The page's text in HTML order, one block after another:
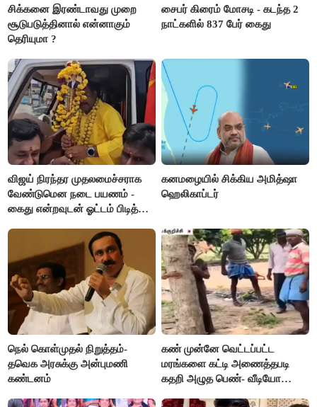
சிக்கனை இரண்டாவது முறை
சூடுபடுத்தினால் என்னாகும்
தெரியுமா ?
சைபர் கிரைம் மோசடி - கடந்த 2
நாட்களில் 837 பேர் கைது
விஜய் நிரந்தர முதலமைச்சராக
வேண்டுமென நடை பயணம் -
கைது என்றவுடன் ஓட்டம் பிடித்த
கனமழையில் சிக்கிய அமித்ஷா
ஹெலிகாப்டர்
நெல் கொள்முதல் நிறுத்தம்-
தவெக அரசுக்கு அன்புமணி
கண்டனம்
கண் முன்னே வெட்டப்பட்ட
மரங்களை கட்டி அணைத்தபடி
கதறி அழுத பெண்- வீடியோ